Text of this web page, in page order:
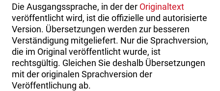
Die Ausgangssprache, in der der Originaltext
veröffentlicht wird, ist die offizielle und autorisierte
Version. Übersetzungen werden zur besseren
Verständigung mitgeliefert. Nur die Sprachversion,
die im Original veröffentlicht wurde, ist
rechtsgültig. Gleichen Sie deshalb Übersetzungen
mit der originalen Sprachversion der
Veröffentlichung ab.